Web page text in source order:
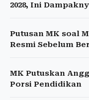
2028, Ini
Putusan MK soal
Resmi Sebelum
MK Putuskan
Porsi Pendidikan